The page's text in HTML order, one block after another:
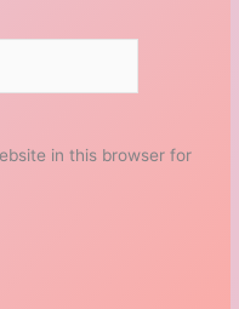
in this browser for